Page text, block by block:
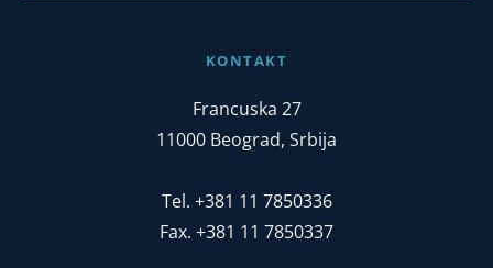
KONTAKT
Francuska 27
11000 Beograd, Srbija
Tel. +381 11 7850336
Fax. +381 11 7850337